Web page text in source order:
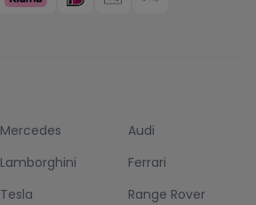
Mercedes
Audi
Lamborghini
Ferrari
Tesla
Range Rover